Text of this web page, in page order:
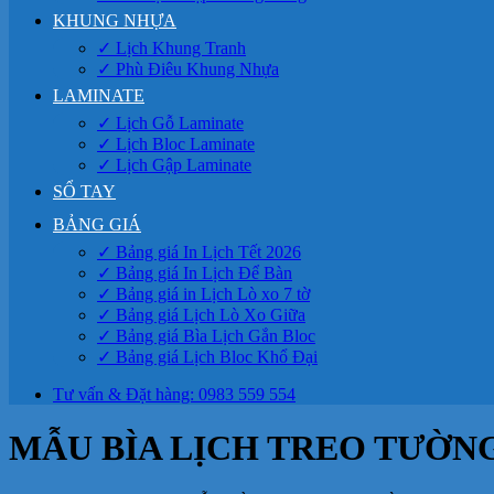
KHUNG NHỰA
✓ Lịch Khung Tranh
✓ Phù Điêu Khung Nhựa
LAMINATE
✓ Lịch Gỗ Laminate
✓ Lịch Bloc Laminate
✓ Lịch Gập Laminate
SỔ TAY
BẢNG GIÁ
✓ Bảng giá In Lịch Tết 2026
✓ Bảng giá In Lịch Để Bàn
✓ Bảng giá in Lịch Lò xo 7 tờ
✓ Bảng giá Lịch Lò Xo Giữa
✓ Bảng giá Bìa Lịch Gắn Bloc
✓ Bảng giá Lịch Bloc Khổ Đại
Tư vấn & Đặt hàng: 0983 559 554
MẪU BÌA LỊCH TREO